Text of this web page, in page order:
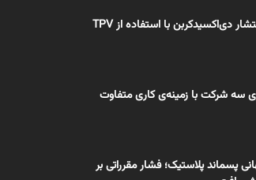
اختصاصی بسپار/ کاهش ۵۰ درصدی انتشار دی‌اکسیدکربن با استفاده از TPV
سه شرکت با زمینه‌ی کاری متفاوت
پسماند پلاستیک؛ فشار مقرراتی بر